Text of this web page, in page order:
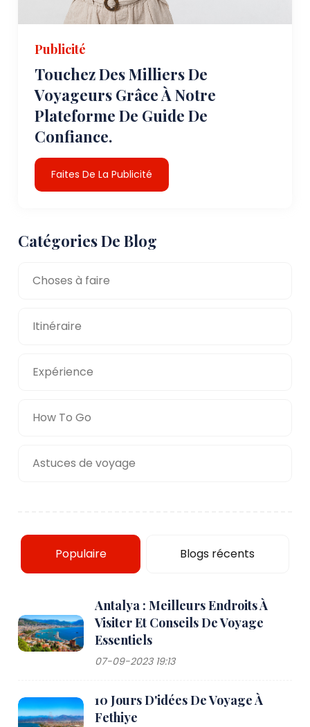
Publicité
Touchez Des Milliers De
Voyageurs Grâce À Notre
Plateforme De Guide De
Confiance.
Faites De La Publicité
Catégories De Blog
Choses à faire
Itinéraire
Expérience
How To Go
Astuces de voyage
Populaire Blogs récents
Antalya : Meilleurs Endroits À
Visiter Et Conseils De Voyage
Essentiels
07-09-2023 19:13
10 Jours D'idées De Voyage À
Fethiye